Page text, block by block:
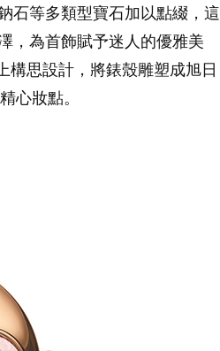
石等多類型寶石加以點綴，這
，為首飾賦予迷人的優雅美
思設計，將錶殼雕塑成旭日
心妝點。